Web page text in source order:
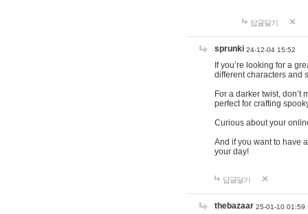
답글달기
sprunki 24-12-04 15:52
If you’re looking for a
different characters and
For a darker twist, don’t
perfect for crafting
Curious about your
And if you want to have
your day!
답글달기
thebazaar 25-01-10 01:59